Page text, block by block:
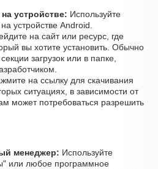
устройстве: Используйте
устройстве Android.
на сайт или ресурс, где
вы хотите установить. Обычно
загрузок или в папке,
на ссылку для скачивания
ситуациях, в зависимости от
может потребоваться разрешить
менеджер: Используйте
или любое программное